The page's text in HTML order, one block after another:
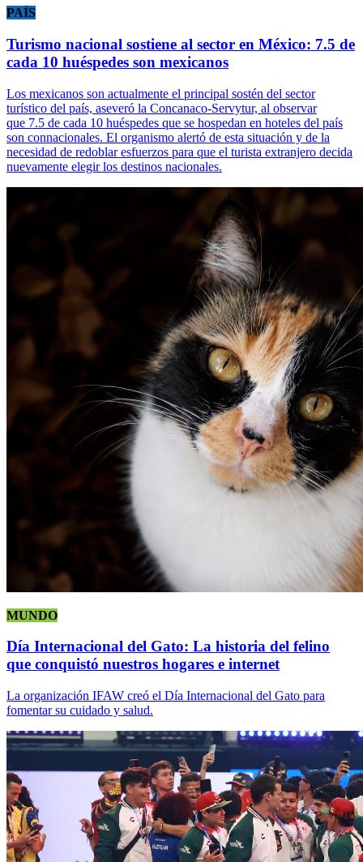
PAÍS
Turismo nacional sostiene al sector en México: 7.5 de
cada 10 huéspedes son mexicanos
Los mexicanos son actualmente el principal sostén del sector
turístico del país, aseveró la Concanaco-Servytur, al observar
que 7.5 de cada 10 huéspedes que se hospedan en hoteles del país
son connacionales. El organismo alertó de esta situación y de la
necesidad de redoblar esfuerzos para que el turista extranjero decida
nuevamente elegir los destinos nacionales.
MUNDO
Día Internacional del Gato: La historia del felino
que conquistó nuestros hogares e internet
La organización IFAW creó el Día Internacional del Gato para
fomentar su cuidado y salud.